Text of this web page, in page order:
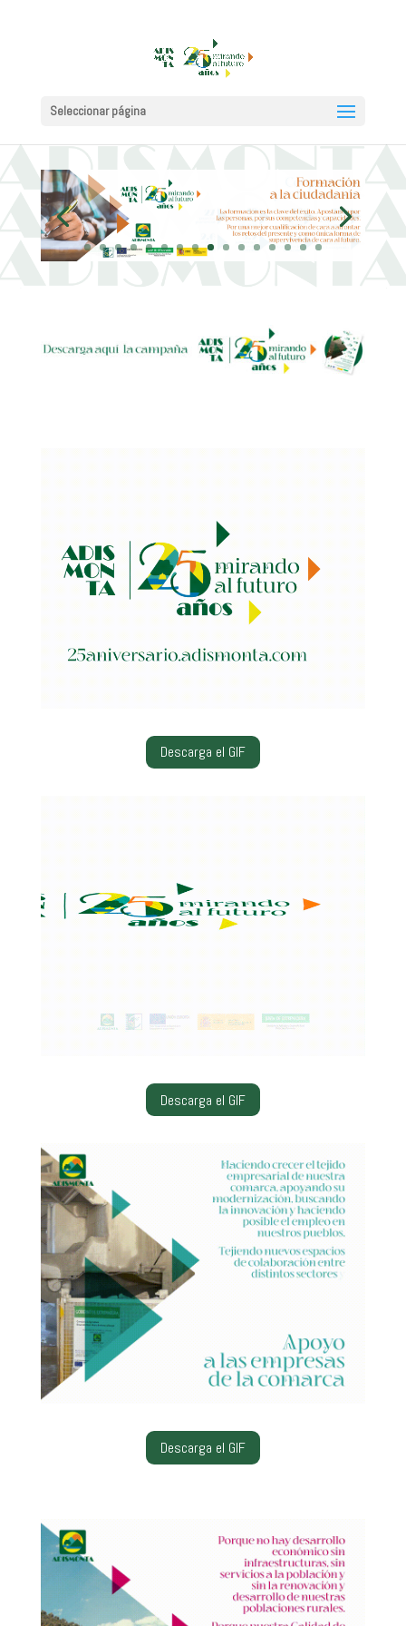
Seleccionar página
Descarga el GIF
Descarga el GIF
Descarga el GIF